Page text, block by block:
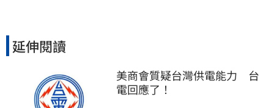
延伸閱讀
美商會質疑台灣供電能力　台
電回應了！